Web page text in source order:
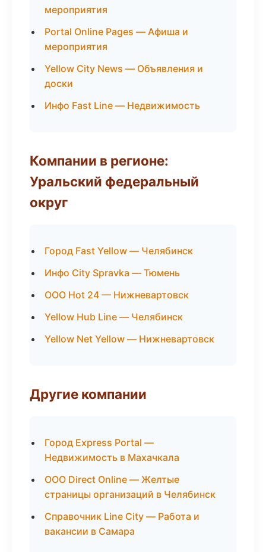
мероприятия
Portal Online Pages — Афиша и
мероприятия
Yellow City News — Объявления и
доски
Инфо Fast Line — Недвижимость
Компании в регионе:
Уральский федеральный
округ
Город Fast Yellow — Челябинск
Инфо City Spravka — Тюмень
ООО Hot 24 — Нижневартовск
Yellow Hub Line — Челябинск
Yellow Net Yellow — Нижневартовск
Другие компании
Город Express Portal —
Недвижимость в Махачкала
ООО Direct Online — Желтые
страницы организаций в Челябинск
Справочник Line City — Работа и
вакансии в Самара